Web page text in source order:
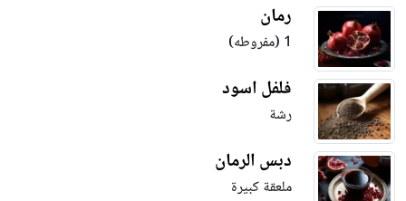
رمان
1 (مفروطه)
فلفل اسود
رشة
دبس الرمان
ملعقة كبيرة